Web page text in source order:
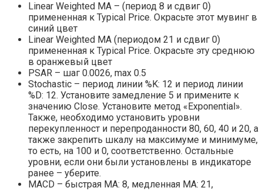
Linear Weighted MА – (период 8 и сдвиг 0)
примененная к Typical Price. Окрасьте этот мувинг в
синий цвет
Linear Weighted МА (периодом 21 и сдвиг 0)
примененная к Typical Price. Окрасьте эту среднюю
в оранжевый цвет
PSAR – шаг 0.0026, max 0.5
Stochastic – период линии %K: 12 и период линии
%D: 12. Установите замедление 5 и примените к
значению Close. Установите метод «Exponential».
Также, необходимо установить уровни
перекупленност и перепроданности 80, 60, 40 и 20, а
также закрепить шкалу на максимуме и минимуме,
то есть, на 100 и 0, соответственно. Остальные
уровни, если они были установлены в индикаторе
ранее – уберите.
MACD – быстрая MA: 8, медленная MA: 21,